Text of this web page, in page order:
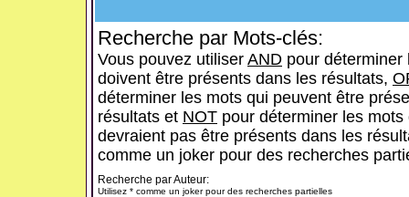
Recherche par Mots-clés:
Vous pouvez utiliser AND pour déterminer
doivent être présents dans les résultats,
déterminer les mots qui peuvent être
résultats et NOT pour déterminer les mots
devraient pas être présents dans les
comme un joker pour des recherches
Recherche par Auteur:
Utilisez * comme un joker pour des recherches partielles